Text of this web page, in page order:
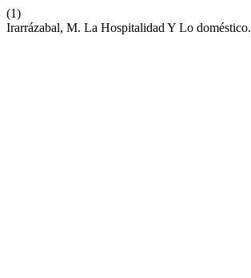
(1)
Irarrázabal, M. La Hospitalidad Y Lo doméstico.